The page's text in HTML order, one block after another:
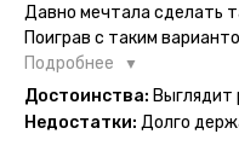
Давно мечтала сделать
Поиграв с таким
постоянной тату.
возможность. Муж смог
одной картинкой).
Подробнее
Достоинства: Выглядит
Недостатки: Долго